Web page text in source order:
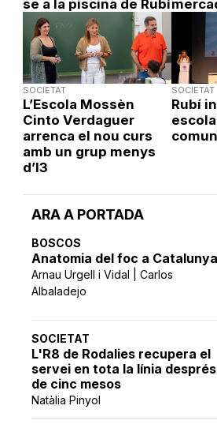
ARA A PORTADA
BOSCOS
Anatomia del foc a Catalunya
Arnau Urgell i Vidal | Carlos
Albaladejo
SOCIETAT
L'R8 de Rodalies recupera el
servei en tota la línia després
de cinc mesos
Natàlia Pinyol
se a la piscina de Rubí
SOCIETAT
L’Escola Mossèn
Cinto Verdaguer
arrenca el nou curs
amb un grup menys
d’I3
SOCIETAT
Rubí